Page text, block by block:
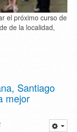
el próximo curso de
de la localidad,
Santiago
mejor